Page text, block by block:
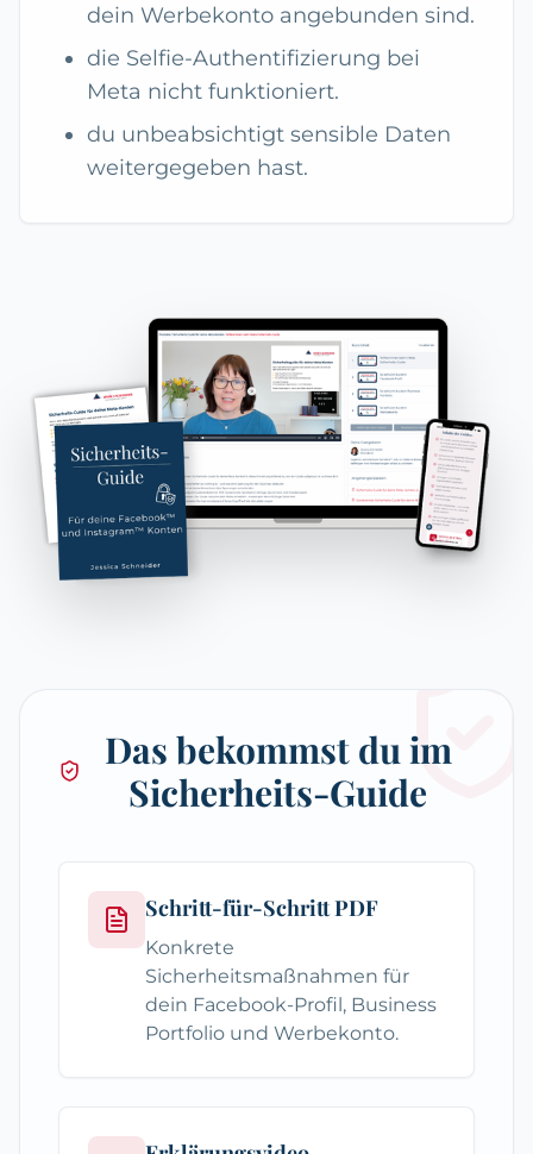
dein Werbekonto angebunden sind.
die Selfie-Authentifizierung bei
Meta nicht funktioniert.
du unbeabsichtigt sensible Daten
weitergegeben hast.
Das bekommst du im
Sicherheits-Guide
Schritt-für-Schritt PDF
Konkrete
Sicherheitsmaßnahmen für
dein Facebook-Profil, Business
Portfolio und Werbekonto.